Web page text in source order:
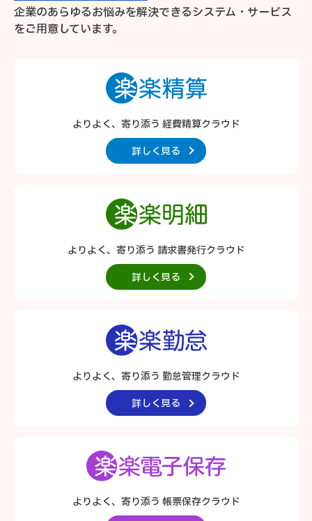
企業のあらゆるお悩みを解決できるシステム・サービス
をご用意しています。
よりよく、寄り添う 経費精算クラウド
詳しく見る
よりよく、寄り添う 請求書発行クラウド
詳しく見る
よりよく、寄り添う 勤怠管理クラウド
詳しく見る
よりよく、寄り添う 帳票保存クラウド